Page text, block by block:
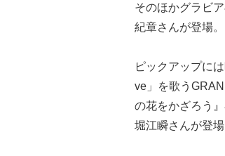
そのほかグラビ
紀章さんが登場。
ピックアップに
ve」を歌う
の花をかざろう
堀江瞬さんが登場